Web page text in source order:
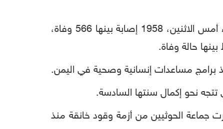
وبلغ إجمالي الحالات المؤكد اصابتها بفيروس كورونا في مناطق الحكومة المعترف بها دولياً، حتى مساء أمس الاثنين، 1958 إصابة بينها 566 وفاة،
مساعدات إنسانية وصحية في اليمن.
نحو إكمال سنتها السادسة.
جماعة الحوثيين من أزمة وقود خانقة منذ